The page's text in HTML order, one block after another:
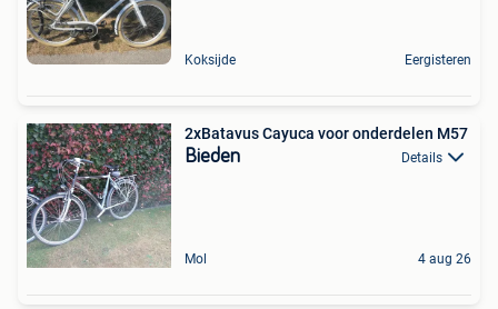
Koksijde Eergisteren
2xBatavus Cayuca voor onderdelen M57
Bieden Details
Mol 4 aug 26